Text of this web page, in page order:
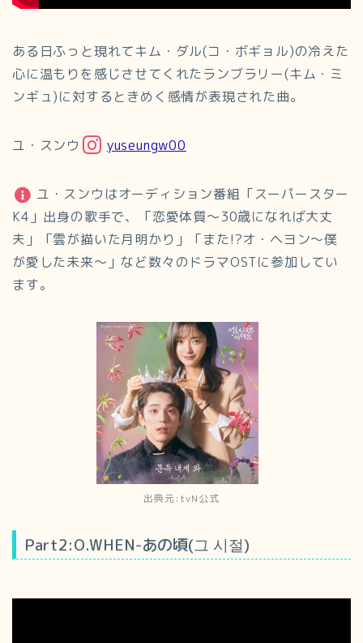
ある日ふっと現れてキム・ダル(コ・ボギョル)の冷えた
心に温もりを感じさせてくれたランブラリー(キム・ミ
ンギュ)に対するときめく感情が表現された曲。
ユ・スンウ yuseungw00
ユ・スンウはオーディション番組「スーパースター
K4」出身の歌手で、「恋愛体質〜30歳になれば大丈
夫」「雲が描いた月明かり」「また!?オ・ヘヨン～僕
が愛した未来～」など数々のドラマOSTに参加してい
ます。
出典元:tvN公式
Part2:O.WHEN-あの頃(그 시절)